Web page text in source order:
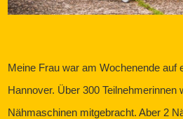
Meine Frau war am Wochenende auf
Hannover. Über 300 Teilnehmerinnen
Nähmaschinen mitgebracht. Aber 2